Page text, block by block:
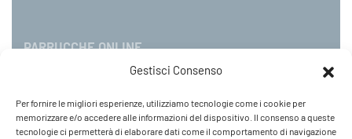
Gestisci Consenso
Per fornire le migliori esperienze, utilizziamo tecnologie come i cookie per
memorizzare e/o accedere alle informazioni del dispositivo. Il consenso a queste
tecnologie ci permetterà di elaborare dati come il comportamento di navigazione
PARRUCCHE ONLINE
C.so Mazzini 31, NOVARA – Italy
Tel: +39 0321 659378 / 393229